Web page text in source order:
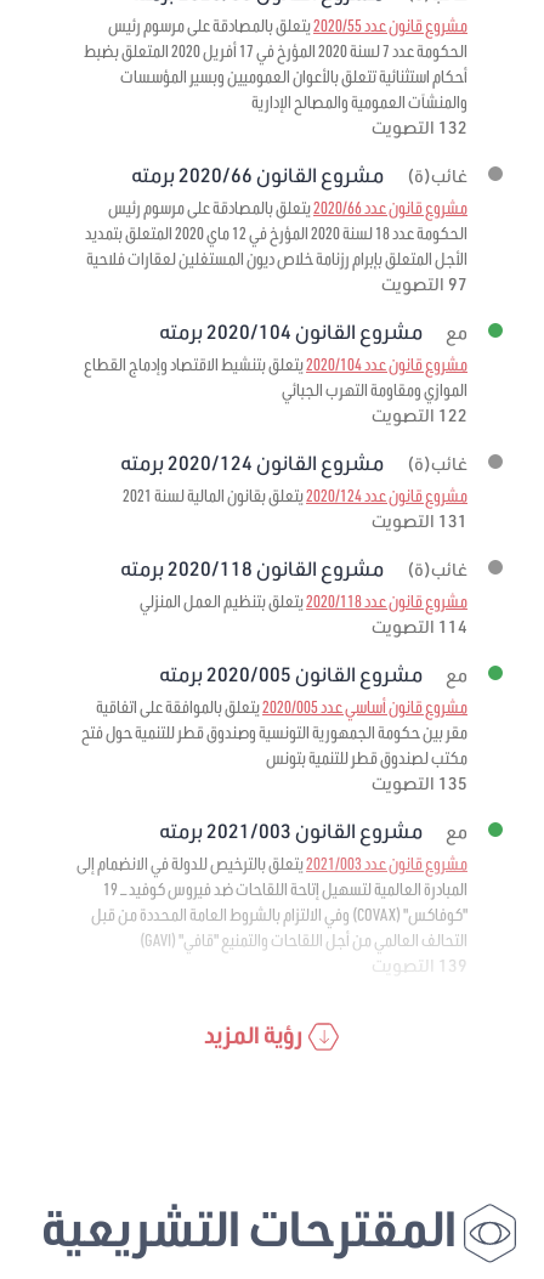
مشروع قانون عدد 2020/55
يتعلق بالمصادقة على مرسوم رئيس
الحكومة عدد 7 لسنة 2020 المؤرخ في 17 أفريل 2020 المتعلق بضبط
أحكام استثنائية تتعلق بالأعوان العموميين وبسير المؤسسات
والمنشآت العمومية والمصالح الإدارية
132 التصويت
غائب(ة) مشروع القانون 2020/66 برمته
مشروع قانون عدد 2020/66
يتعلق بالمصادقة على مرسوم رئيس
الحكومة عدد 18 لسنة 2020 المؤرخ في 12 ماي 2020 المتعلق بتمديد
الأجل المتعلق بإبرام رزنامة خلاص ديون المستغلين لعقارات فلاحية
97 التصويت
مع مشروع القانون 2020/104 برمته
مشروع قانون عدد 2020/104
يتعلق بتنشيط الاقتصاد وإدماج القطاع
الموازي ومقاومة التهرب الجبائي
122 التصويت
غائب(ة) مشروع القانون 2020/124 برمته
مشروع قانون عدد 2020/124
يتعلق بقانون المالية لسنة 2021
131 التصويت
غائب(ة) مشروع القانون 2020/118 برمته
مشروع قانون عدد 2020/118
يتعلق بتنظيم العمل المنزلي
114 التصويت
مع مشروع القانون 2020/005 برمته
مشروع قانون أساسي عدد 2020/005
يتعلق بالموافقة على اتفاقية
مقر بين حكومة الجمهورية التونسية وصندوق قطر للتنمية حول فتح
مكتب لصندوق قطر للتنمية بتونس
135 التصويت
مع مشروع القانون 2021/003 برمته
مشروع قانون عدد 2021/003
يتعلق بالترخيص للدولة في الانضمام إلى
المبادرة العالمية لتسهيل إتاحة اللقاحات ضد فيروس كوفيد – 19
"كوفاكس" (COVAX) وفي الالتزام بالشروط العامة المحددة من قبل
التحالف العالمي من أجل اللقاحات والتمنيع "قافي" (GAVI)
139 التصويت
رؤية المزيد
المقترحات التشريعية